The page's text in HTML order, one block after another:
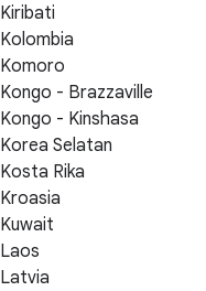
Kiribati
Kolombia
Komoro
Kongo - Brazzaville
Kongo - Kinshasa
Korea Selatan
Kosta Rika
Kroasia
Kuwait
Laos
Latvia